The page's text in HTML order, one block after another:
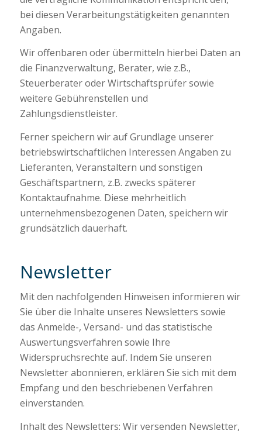
bei diesen Verarbeitungstätigkeiten genannten
Angaben.
Wir offenbaren oder übermitteln hierbei Daten an
die Finanzverwaltung, Berater, wie z.B.,
Steuerberater oder Wirtschaftsprüfer sowie
weitere Gebührenstellen und
Zahlungsdienstleister.
Ferner speichern wir auf Grundlage unserer
betriebswirtschaftlichen Interessen Angaben zu
Lieferanten, Veranstaltern und sonstigen
Geschäftspartnern, z.B. zwecks späterer
Kontaktaufnahme. Diese mehrheitlich
unternehmensbezogenen Daten, speichern wir
grundsätzlich dauerhaft.
Newsletter
Mit den nachfolgenden Hinweisen informieren wir
Sie über die Inhalte unseres Newsletters sowie
das Anmelde-, Versand- und das statistische
Auswertungsverfahren sowie Ihre
Widerspruchsrechte auf. Indem Sie unseren
Newsletter abonnieren, erklären Sie sich mit dem
Empfang und den beschriebenen Verfahren
einverstanden.
Inhalt des Newsletters: Wir versenden Newsletter,